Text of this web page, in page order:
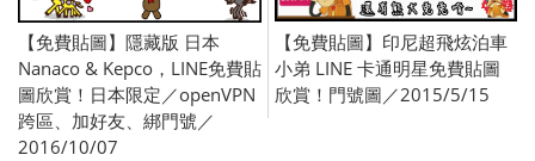
【免費貼圖】隱藏版 日本
Nanaco & Kepco，LINE免費貼
圖欣賞！日本限定／openVPN
跨區、加好友、綁門號／
2016/10/07
【免費貼圖】印尼超飛炫泊車
小弟 LINE 卡通明星免費貼圖
欣賞！門號圖／2015/5/15